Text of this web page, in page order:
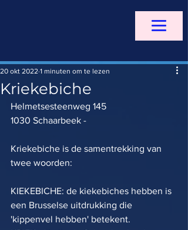
Kriekebiche
20 okt 2022 1 minuten om te lezen
Helmetsesteenweg 145
1030 Schaarbeek -
Kriekebiche is de samentrekking van
twee woorden:
KIEKEBICHE: de kiekebiches hebben is
een Brusselse uitdrukking die
'kippenvel hebben' betekent.